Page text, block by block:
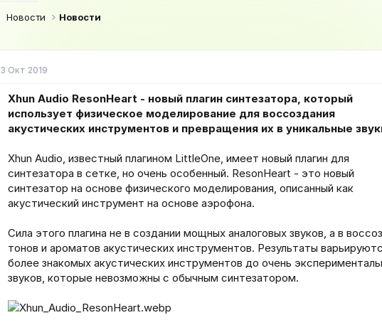
а
Новости Новости
3 Окт 2019
Xhun Audio ResonHeart - новый плагин синтезатора, который
использует физическое моделирование для воссоздания
акустических инструментов и превращения их в уникальные
Xhun Audio, известный плагином LittleOne, имеет новый плагин для
синтезатора в сетке, но очень особенный. ResonHeart - это новый
синтезатор на основе физического моделирования, описанный как
акустический инструмент на основе аэрофона.
Сила этого плагина не в создании мощных аналоговых звуков, а в
тонов и ароматов акустических инструментов. Результаты
более знакомых акустических инструментов до очень
звуков, которые невозможны с обычным синтезатором.